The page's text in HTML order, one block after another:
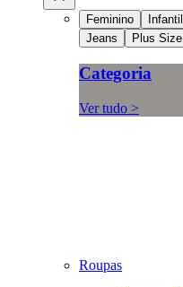
Feminino Infantil
Jeans
Plus Size
Categoria
Ver tudo >
Roupas